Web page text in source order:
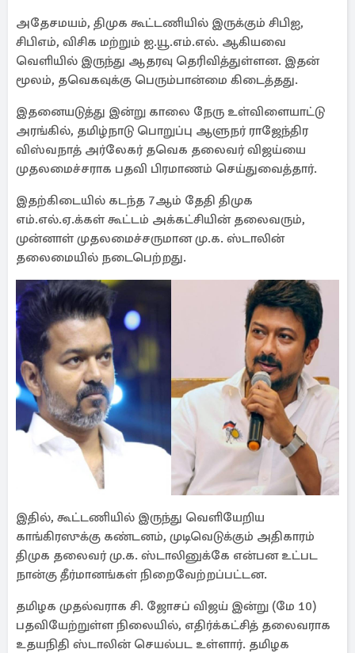
அதேசமயம், திமுக கூட்டணியில் இருக்கும் சிபிஐ,
சிபிஎம், விசிக மற்றும் ஐ.யூ.எம்.எல். ஆகியவை
வெளியில் இருந்து ஆதரவு தெரிவித்துள்ளன. இதன்
மூலம், தவெகவுக்கு பெரும்பான்மை கிடைத்தது.
இதனையடுத்து இன்று காலை நேரு உள்விளையாட்டு
அரங்கில், தமிழ்நாடு பொறுப்பு ஆளுநர் ராஜேந்திர
விஸ்வநாத் அர்லேகர் தவெக தலைவர் விஜய்யை
முதலமைச்சராக பதவி பிரமாணம் செய்துவைத்தார்.
இதற்கிடையில் கடந்த 7ஆம் தேதி திமுக
எம்.எல்.ஏ.க்கள் கூட்டம் அக்கட்சியின் தலைவரும்,
முன்னாள் முதலமைச்சருமான மு.க. ஸ்டாலின்
தலைமையில் நடைபெற்றது.
இதில், கூட்டணியில் இருந்து வெளியேறிய
காங்கிரஸுக்கு கண்டனம், முடிவெடுக்கும் அதிகாரம்
திமுக தலைவர் மு.க. ஸ்டாலினுக்கே என்பன உட்பட
நான்கு தீர்மானங்கள் நிறைவேற்றப்பட்டன.
தமிழக முதல்வராக சி. ஜோசப் விஜய் இன்று (மே 10)
பதவியேற்றுள்ள நிலையில், எதிர்க்கட்சித் தலைவராக
உதயநிதி ஸ்டாலின் செயல்பட உள்ளார். தமிழக